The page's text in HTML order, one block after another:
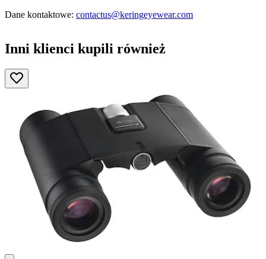
Dane kontaktowe: contactus@keringeyewear.com
Inni klienci kupili również